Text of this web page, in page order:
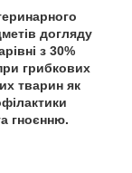
догляду
з 30%
грибкових
тварин як
гноєнню.